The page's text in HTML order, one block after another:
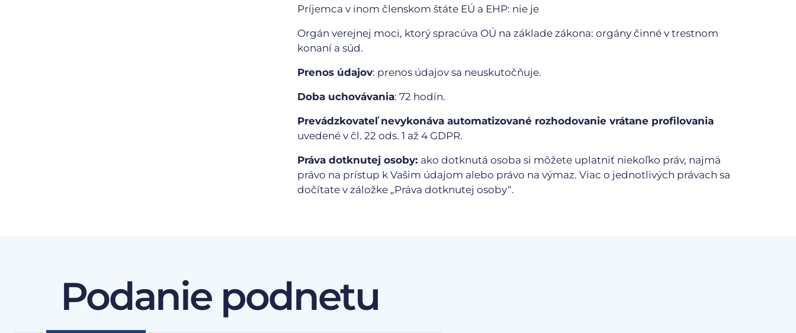
Príjemca v inom členskom štáte EÚ a EHP: nie je
Orgán verejnej moci, ktorý spracúva OÚ na základe zákona: orgány činné v trestnom
konaní a súd.
Prenos údajov: prenos údajov sa neuskutočňuje.
Doba uchovávania: 72 hodín.
Prevádzkovateľ nevykonáva automatizované rozhodovanie vrátane profilovania
uvedené v čl. 22 ods. 1 až 4 GDPR.
Práva dotknutej osoby: ako dotknutá osoba si môžete uplatniť niekoľko práv, najmä
právo na prístup k Vašim údajom alebo právo na výmaz. Viac o jednotlivých právach sa
dočítate v záložke „Práva dotknutej osoby“.
Podanie podnetu